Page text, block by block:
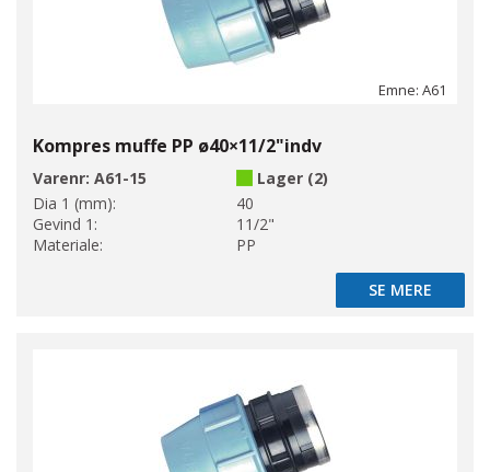
Emne: A61
Kompres muffe PP ø40×11/2"indv
Varenr: A61-15
Lager (2)
Dia 1 (mm):
40
Gevind 1:
11/2"
Materiale:
PP
SE MERE
SE MERE